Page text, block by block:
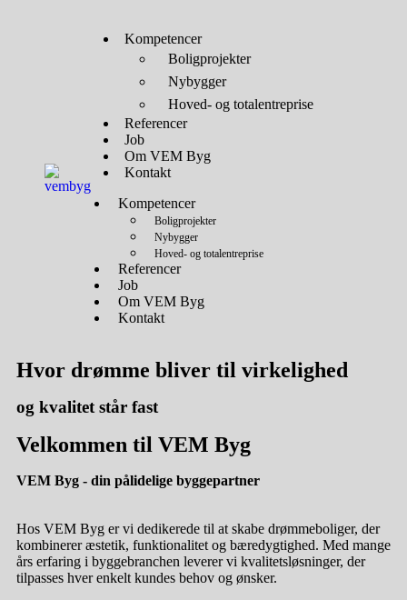
Kompetencer
Boligprojekter
Nybygger
Hoved- og totalentreprise
Referencer
Job
Om VEM Byg
Kontakt
Kompetencer
Boligprojekter
Nybygger
Hoved- og totalentreprise
Referencer
Job
Om VEM Byg
Kontakt
Hvor drømme bliver til virkelighed
og kvalitet står fast
Velkommen til VEM Byg
VEM Byg - din pålidelige byggepartner
Hos VEM Byg er vi dedikerede til at skabe drømmeboliger, der
kombinerer æstetik, funktionalitet og bæredygtighed. Med mange
års erfaring i byggebranchen leverer vi kvalitetsløsninger, der
tilpasses hver enkelt kundes behov og ønsker.